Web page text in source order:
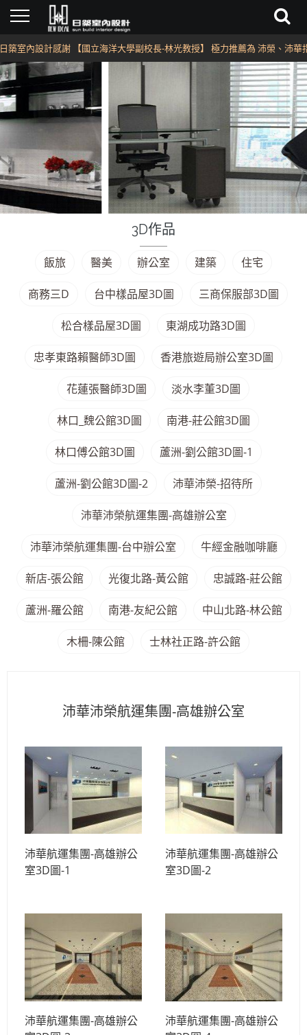
內設計感謝 【國立海洋大學副校長-林光教授】 極力推薦為 沛榮、沛華指定
3D作品
飯旅 醫美 辦公室 建築 住宅
商務三D 台中樣品屋3D圖 三商保服部3D圖
松合樣品屋3D圖 東湖成功路3D圖
忠孝東路賴醫師3D圖 香港旅遊局辦公室3D圖
花蓮張醫師3D圖 淡水李董3D圖
林口_魏公館3D圖 南港-莊公館3D圖
林口傅公館3D圖 蘆洲-劉公館3D圖-1
蘆洲-劉公館3D圖-2 沛華沛榮-招待所
沛華沛榮航運集團-高雄辦公室
沛華沛榮航運集團-台中辦公室 牛經金融咖啡廳
新店-張公館 光復北路-黃公館 忠誠路-莊公館
蘆洲-羅公館 南港-友紀公館 中山北路-林公館
木柵-陳公館 士林社正路-許公館
沛華沛榮航運集團-高雄辦公室
沛華航運集團-高雄辦公
室3D圖-1
沛華航運集團-高雄辦公
室3D圖-2
沛華航運集團-高雄辦公
沛華航運集團-高雄辦公